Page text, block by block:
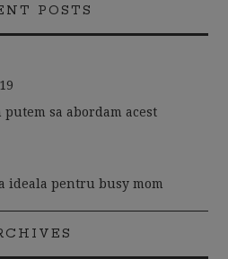
POSTS
sa abordam acest
ideala pentru busy mom